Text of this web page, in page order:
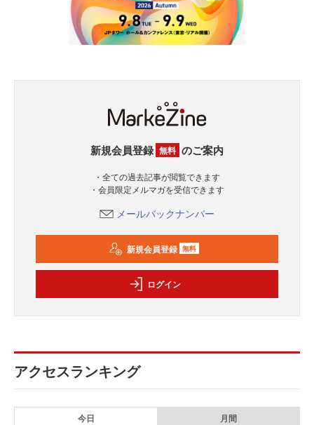
新規会員登録 無料 のご案内
・全ての過去記事が閲覧できます
・会員限定メルマガを受信できます
メールバックナンバー
新規会員登録 無料
ログイン
アクセスランキング
今日 月間